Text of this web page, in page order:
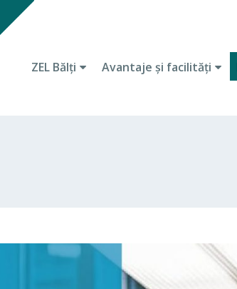
ZEL Bălţi Avantaje şi facilităţi